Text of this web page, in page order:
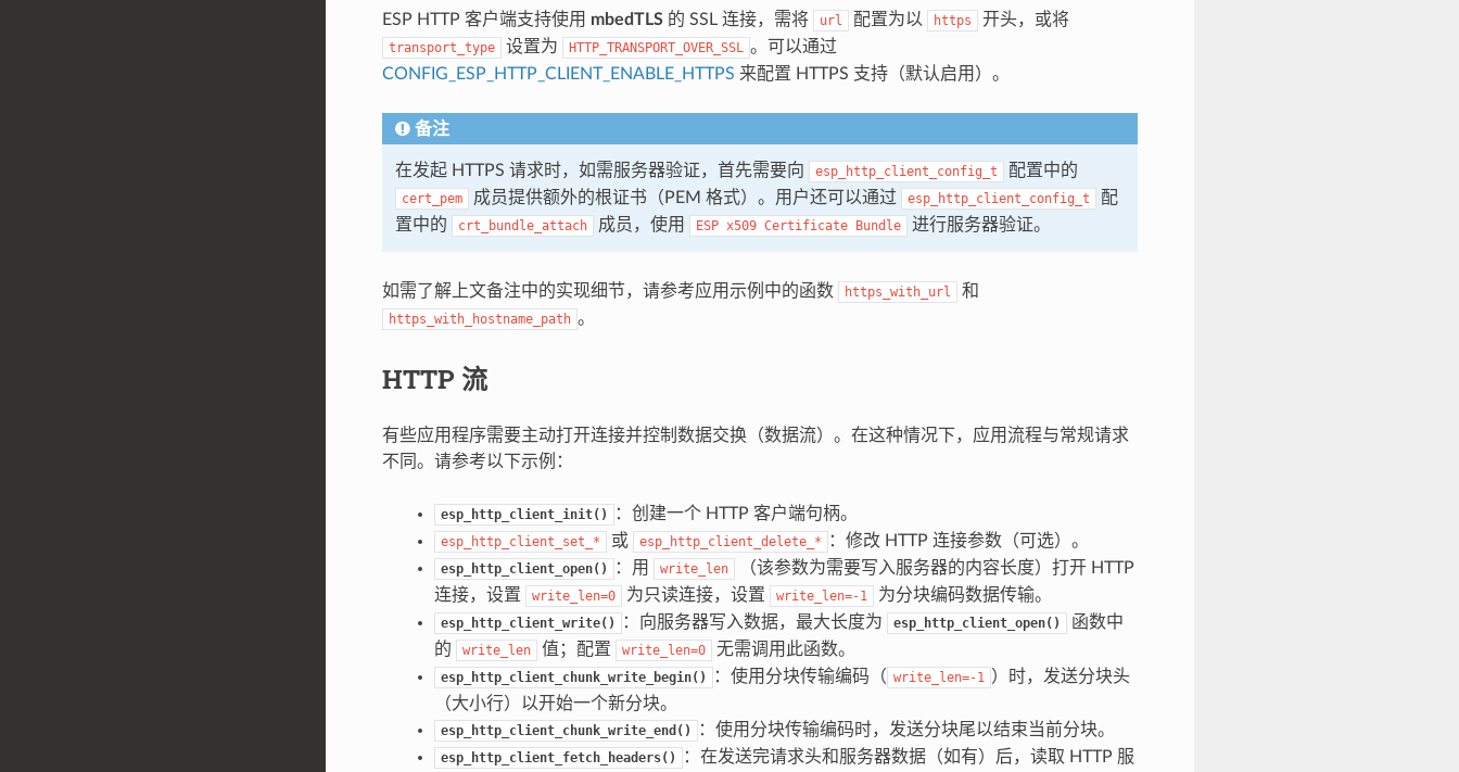
ESP HTTP 客户端支持使用 mbedTLS的 SSL 连接，需将 url 配置为以 https 开头，或将
transport_type 设置为 HTTP_TRANSPORT_OVER_SSL 。可以通过
CONFIG_ESP_HTTP_CLIENT_ENABLE_HTTPS 来配置 HTTPS 支持（默认启用）。
备注
在发起 HTTPS 请求时，如需服务器验证，首先需要向 esp_http_client_config_t 配置中的
cert_pem 成员提供额外的根证书（PEM 格式）。用户还可以通过 esp_http_client_config_t
配
置中的
crt_bundle_attach 成员，使用 ESP x509 Certificate Bundle 进行服务器验证。
如需了解上文备注中的实现细节，请参考应用示例中的函数 https_with_url 和
https_with_hostname_path 。
HTTP 流
有些应用程序需要主动打开连接并控制数据交换（数据流）。在这种情况下，应用流程与常规请求
不同。请参考以下示例：
esp_http_client_init() ：创建一个 HTTP 客户端句柄。
esp_http_client_set_* 或 esp_http_client_delete_* ：修改 HTTP 连接参数（可选）。
esp_http_client_open() ：用 write_len
（该参数为需要写入服务器的内容长度）打开 HTTP
连接，设置
write_len=0 为只读连接，设置 write_len=-1 为分块编码数据传输。
esp_http_client_write() ：向服务器写入数据，最大长度为 esp_http_client_open()
函数中
的
write_len 值；配置 write_len=0 无需调用此函数。
esp_http_client_chunk_write_begin() ：使用分块传输编码（ write_len=-1 ）时，发送分块头
（大小行）以开始一个新分块。
esp_http_client_chunk_write_end() ：使用分块传输编码时，发送分块尾以结束当前分块。
esp_http_client_fetch_headers()
：在发送完请求头和服务器数据（如有）后，读取 HTTP 服